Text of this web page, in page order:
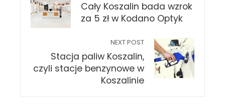
Cały Koszalin bada wzrok
za 5 zł w Kodano Optyk
NEXT POST
Stacja paliw Koszalin,
czyli stacje benzynowe w
Koszalinie